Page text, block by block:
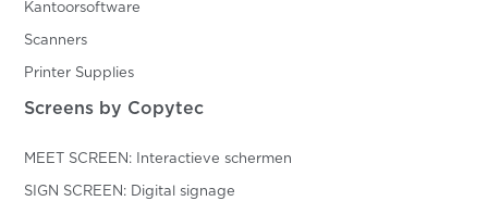
Kantoorsoftware
Scanners
Printer Supplies
Screens by Copytec
MEET SCREEN: Interactieve schermen
SIGN SCREEN: Digital signage